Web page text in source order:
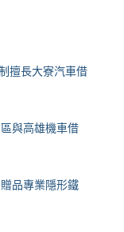
擅長大寮汽車借
與高雄機車借
品專業隱形鐵